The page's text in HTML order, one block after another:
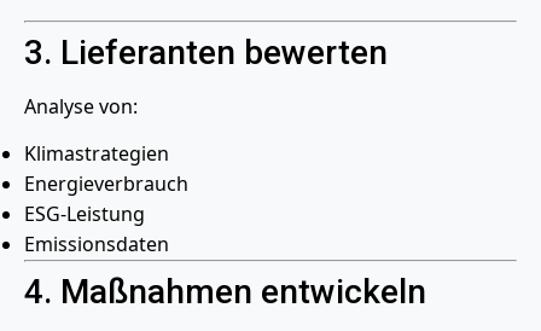
3. Lieferanten bewerten
Analyse von:
Klimastrategien
Energieverbrauch
ESG-Leistung
Emissionsdaten
4. Maßnahmen entwickeln